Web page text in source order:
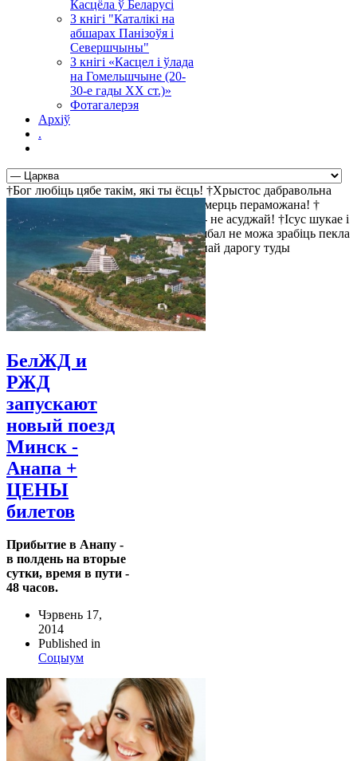
Касцёла ў Беларусі
З кнігі "Каталікі на
абшарах Панізоўя і
Севершчыны"
З кнігі «Касцел і ўлада
на Гомельшчыне (20-
30-е гады ХХ ст.)»
Фотагалерэя
Архіў
.
†Бог любіць цябе такім, які ты ёсць! †Хрыстос дабравольна
пайшоў на крыж за твае правіны †Смерць пераможана! †
Найбольш просты шлях да святасці - не асуджай! †Ісус шукае і
чакае цябе! †Хрыстос уваскрос! †Д'ябал не можа зрабіць пекла
прывабным, таму ён робіць прывабнай дарогу туды
БелЖД и
РЖД
запускают
новый поезд
Минск -
Анапа +
ЦЕНЫ
билетов
Прибытие в Анапу -
в полдень на вторые
сутки, время в пути -
48 часов.
Чэрвень 17,
2014
Published in
Соцыум